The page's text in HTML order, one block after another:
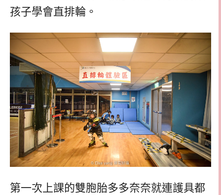
孩子學會直排輪。
第一次上課的雙胞胎多多奈奈就連護具都